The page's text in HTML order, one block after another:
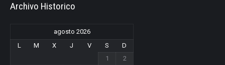
Archivo Historico
agosto 2026
L
M X J V S
D
1
2